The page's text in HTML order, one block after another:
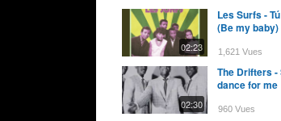
02:23
Les Surfs -
(Be my baby)
1,621 Vues
02:30
The Drifters -
dance for me
960 Vues